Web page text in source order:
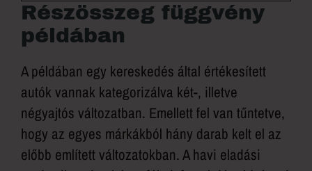
Részösszeg függvény
példában
A példában egy kereskedés által értékesített
autók vannak kategorizálva két-, illetve
négyajtós változatban. Emellett fel van tűntetve,
hogy az egyes márkákból hány darab kelt el az
előbb említett változatokban. A havi eladási